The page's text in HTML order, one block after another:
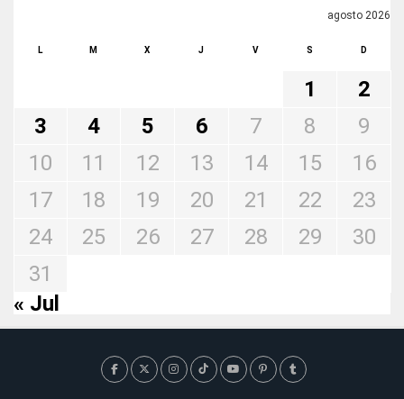
agosto 2026
L M X J V S D
1
2
3
4 5 6 7 8
9
10
11 12 13 14 15
16
17
18 19 20 21 22
23
24
25 26 27 28 29
30
31
« Jul